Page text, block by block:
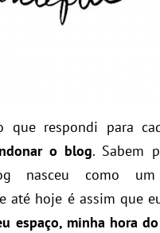
que respondi para
o blog. Sabem
nasceu como um
até hoje é assim que
espaço, minha hora